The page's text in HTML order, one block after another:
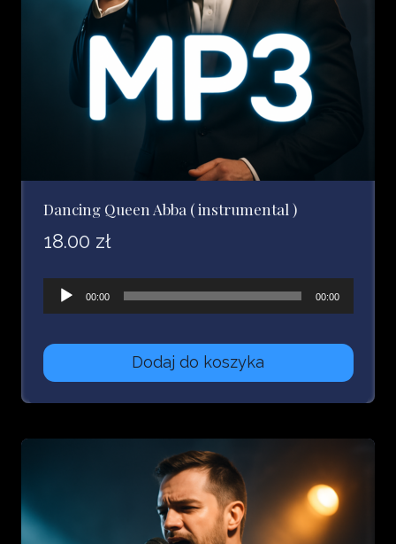
Dancing Queen Abba ( instrumental )
18.00 zł
Odtwarzacz
plików
dźwiękowych
00:00 00:00
Dodaj do koszyka